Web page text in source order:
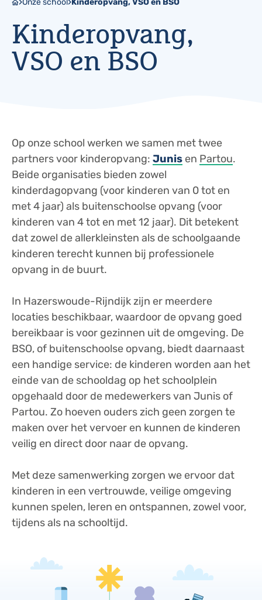
Onze school Kinderopvang, VSO en BSO
Kinderopvang,
VSO en BSO
Op onze school werken we samen met twee
partners voor kinderopvang: Junis en Partou.
Beide organisaties bieden zowel
kinderdagopvang (voor kinderen van 0 tot en
met 4 jaar) als buitenschoolse opvang (voor
kinderen van 4 tot en met 12 jaar). Dit betekent
dat zowel de allerkleinsten als de schoolgaande
kinderen terecht kunnen bij professionele
opvang in de buurt.
In Hazerswoude-Rijndijk zijn er meerdere
locaties beschikbaar, waardoor de opvang goed
bereikbaar is voor gezinnen uit de omgeving. De
BSO, of buitenschoolse opvang, biedt daarnaast
een handige service: de kinderen worden aan het
einde van de schooldag op het schoolplein
opgehaald door de medewerkers van Junis of
Partou. Zo hoeven ouders zich geen zorgen te
maken over het vervoer en kunnen de kinderen
veilig en direct door naar de opvang.
Met deze samenwerking zorgen we ervoor dat
kinderen in een vertrouwde, veilige omgeving
kunnen spelen, leren en ontspannen, zowel voor,
tijdens als na schooltijd.